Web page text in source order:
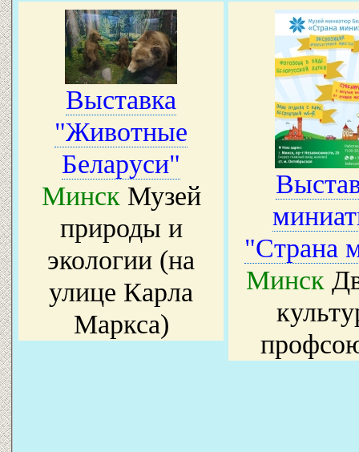
Выставка
"Животные
Беларуси"
МинскМузей
природы и
экологии (на
улице Карла
Маркса)
"Страна
Минск